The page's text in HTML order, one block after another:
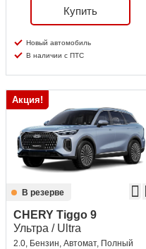
Купить
Новый автомобиль
В наличии с ПТС
Акция!
В резерве
CHERY Tiggo 9
Ультра / Ultra
2.0, Бензин, Автомат, Полный